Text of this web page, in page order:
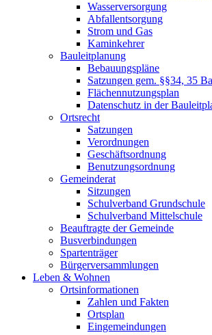
Wasserversorgung
Abfallentsorgung
Strom und Gas
Kaminkehrer
Bauleitplanung
Bebauungspläne
Satzungen gem. §§34, 35
Flächennutzungsplan
Datenschutz in der
Ortsrecht
Satzungen
Verordnungen
Geschäftsordnung
Benutzungsordnung
Gemeinderat
Sitzungen
Schulverband Grundschule
Schulverband Mittelschule
Beauftragte der Gemeinde
Busverbindungen
Spartenträger
Bürgerversammlungen
Leben & Wohnen
Ortsinformationen
Zahlen und Fakten
Ortsplan
Eingemeindungen